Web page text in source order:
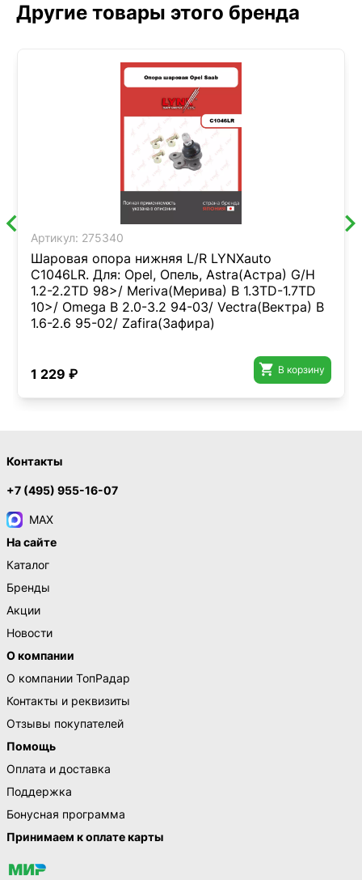
Другие товары этого бренда
Артикул: 275340
Шаровая опора нижняя L/R LYNXauto
C1046LR. Для: Opel, Опель, Astra(Астра) G/H
1.2-2.2TD 98>/ Meriva(Мерива) B 1.3TD-1.7TD
10>/ Omega B 2.0-3.2 94-03/ Vectra(Вектра) B
1.6-2.6 95-02/ Zafira(Зафира)
1 229 ₽  В корзину
Контакты
+7 (495) 955-16-07
MAX
На сайте
Каталог
Бренды
Акции
Новости
О компании
О компании ТопРадар
Контакты и реквизиты
Отзывы покупателей
Помощь
Оплата и доставка
Поддержка
Бонусная программа
Принимаем к оплате карты